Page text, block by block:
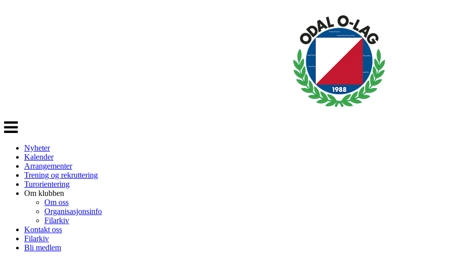
Veksle
navigasjon
Nyheter
Kalender
Arrangementer
Trening og rekruttering
Turorientering
Om klubben
Om oss
Organisasjonsinfo
Filarkiv
Kontakt oss
Filarkiv
Bli medlem